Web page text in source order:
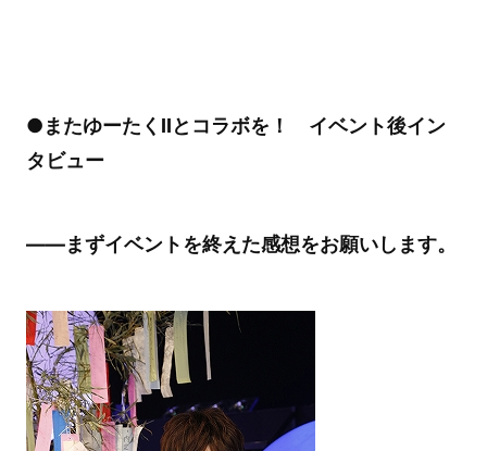
●またゆーたくIIとコラボを！ イベント後イン
タビュー
――まずイベントを終えた感想をお願いします。